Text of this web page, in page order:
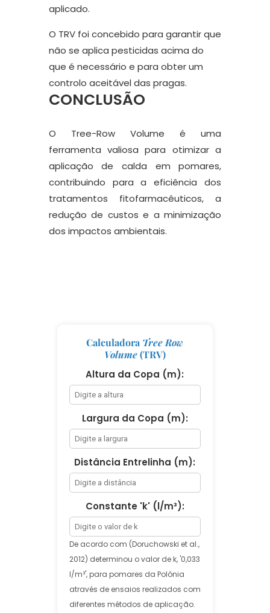
aplicado.
O TRV foi concebido para garantir que
não se aplica pesticidas acima do
que é necessário e para obter um
controlo aceitável das pragas.
CONCLUSÃO
O Tree-Row Volume é uma
ferramenta valiosa para otimizar a
aplicação de calda em pomares,
contribuindo para a eficiência dos
tratamentos fitofarmacêuticos, a
redução de custos e a minimização
dos impactos ambientais.
Calculadora Tree Row
Volume(TRV)
Altura da Copa (m):
Largura da Copa (m):
Distância Entrelinha (m):
Constante 'k' (l/m³):
De acordo com (Doruchowski et al.,
2012) determinou o valor de k, '0,033
l/m³', para pomares da Polónia
através de ensaios realizados com
diferentes métodos de aplicação.